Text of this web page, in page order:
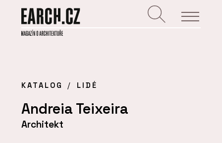
KATALOG LIDÉ
Andreia Teixeira
Architekt